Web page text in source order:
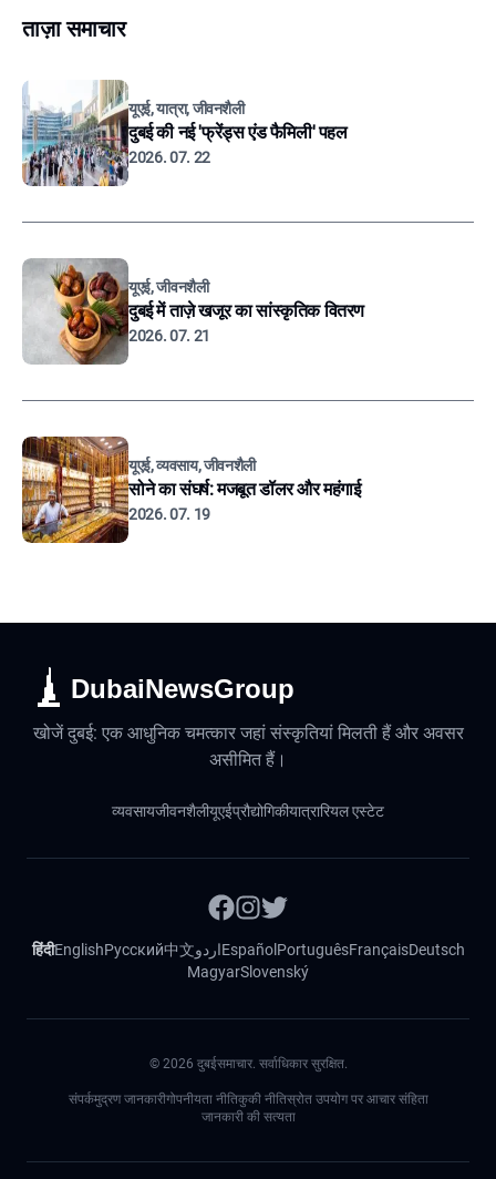
ताज़ा समाचार
यूएई, यात्रा, जीवनशैली
दुबई की नई 'फ्रेंड्स एंड फैमिली' पहल
2026. 07. 22
यूएई, जीवनशैली
दुबई में ताज़े खजूर का सांस्कृतिक वितरण
2026. 07. 21
यूएई, व्यवसाय, जीवनशैली
सोने का संघर्ष: मजबूत डॉलर और महंगाई
2026. 07. 19
DubaiNewsGroup
खोजें दुबई: एक आधुनिक चमत्कार जहां संस्कृतियां मिलती हैं और अवसर
असीमित हैं।
व्यवसायजीवनशैलीयूएईप्रौद्योगिकीयात्रारियल एस्टेट
हिंदीEnglishРусский中文اردوEspañol PortuguêsFrançaisDeutsch
MagyarSlovenský
© 2026 दुबईसमाचार. सर्वाधिकार सुरक्षित.
संपर्कमुद्रण जानकारीगोपनीयता नीतिकुकी नीतिस्रोत उपयोग पर आचार संहिता
जानकारी की सत्यता